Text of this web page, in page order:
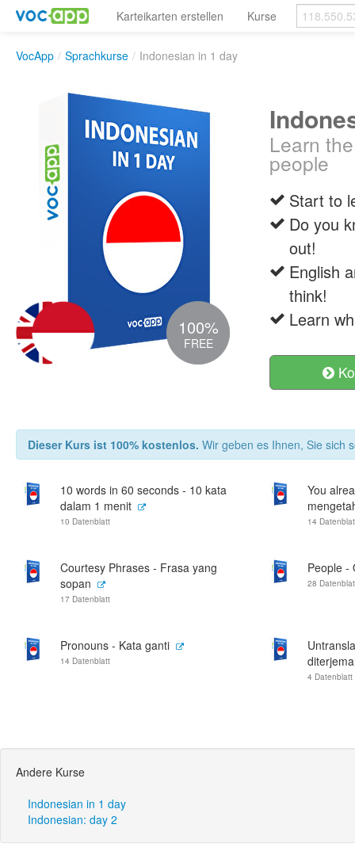
Karteikarten erstellen Kurse
VocApp / Sprachkurse / Indonesian in 1 day
100%
FREE
Learn
people
Start to
Do you
out!
English
think!
Learn
Dieser Kurs ist 100% kostenlos. Wir geben es Ihnen, Sie sich
10 words in 60 seconds - 10 kata
dalam 1 menit
10 Datenblatt
You
14
Courtesy Phrases - Frasa yang
sopan
17 Datenblatt
People -
28
Pronouns - Kata ganti
14 Datenblatt
4 Datenblatt
Andere Kurse
Indonesian in 1 day
Indonesian: day 2